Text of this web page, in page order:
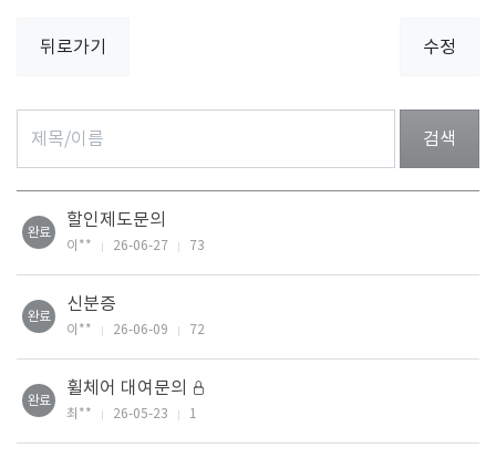
뒤로가기 수정
검색
완료
할인제도문의
이** 26-06-27 73
완료
신분증
이** 26-06-09 72
완료
휠체어 대여문의
최** 26-05-23 1